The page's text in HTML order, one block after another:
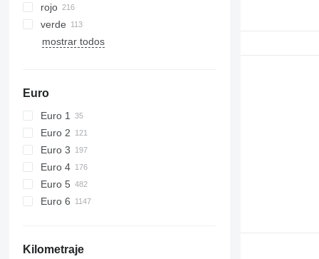
rojo
verde
mostrar todos
Euro
Euro 1
Euro 2
Euro 3
Euro 4
Euro 5
Euro 6
Kilometraje